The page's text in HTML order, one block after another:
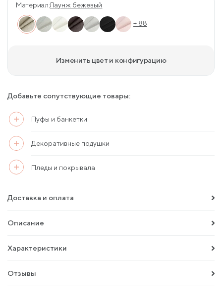
Материал:Лаунж бежевый
+ 88
Изменить цвет и конфигурацию
Добавьте сопутствующие товары:
Пуфы и банкетки
Декоративные подушки
Пледы и покрывала
Доставка и оплата
Описание
Характеристики
Отзывы